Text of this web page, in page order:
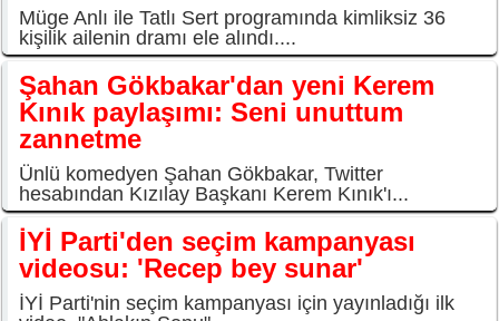
Müge Anlı ile Tatlı Sert programında kimliksiz 36
kişilik ailenin dramı ele alındı....
Şahan Gökbakar'dan yeni Kerem
Kınık paylaşımı: Seni unuttum
zannetme
Ünlü komedyen Şahan Gökbakar, Twitter
hesabından Kızılay Başkanı Kerem Kınık'ı...
İYİ Parti'den seçim kampanyası
videosu: 'Recep bey sunar'
İYİ Parti'nin seçim kampanyası için yayınladığı ilk